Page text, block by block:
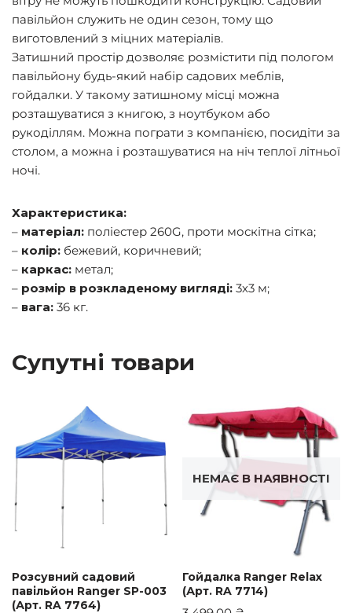
павільйон служить не один сезон, тому що
виготовлений з міцних матеріалів.
Затишний простір дозволяє розмістити під пологом
павільйону будь-який набір садових меблів,
гойдалки. У такому затишному місці можна
розташуватися з книгою, з ноутбуком або
рукоділлям. Можна пограти з компанією, посидіти за
столом, а можна і розташуватися на ніч теплої літньої
ночі.
Характеристика:
– матеріал: поліестер 260G, проти москітна сітка;
– колір: бежевий, коричневий;
– каркас: метал;
– розмір в розкладеному вигляді: 3х3 м;
– вага: 36 кг.
Супутні товари
Розсувний садовий
павільйон Ranger SP-003
(Арт. RA 7764)
НЕМАЄ В НАЯВНОСТІ
Гойдалка Ranger Relax
(Арт. RA 7714)